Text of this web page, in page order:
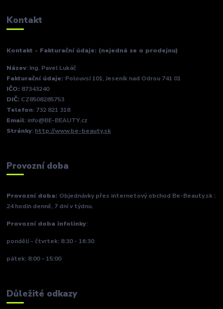
Kontakt
Kontakt - Fakturační údaje: (nejedná se o prodejnu)
Název: Ing. Pavel Lukáč
Fakturační údaje: Polouvsí 101, Jeseník nad Odrou 741 01
IČO: 87343240
DIČ: CZ8508285753
Telefon: 732 821 318
Email: info@BE-BEAUTY.cz
Stránky: http://www.be-beauty.sk
Provozní doba
Provozní doba: Objednávky přes internetový obchod Be-Beauty.sk :
24 hodin denně, 7 dní v týdnu.
Provozní doba infolinky:
pondělí - čtvrtek: 8:30 - 16:30
pátek: 8:00 - 15:00
Důležité odkazy